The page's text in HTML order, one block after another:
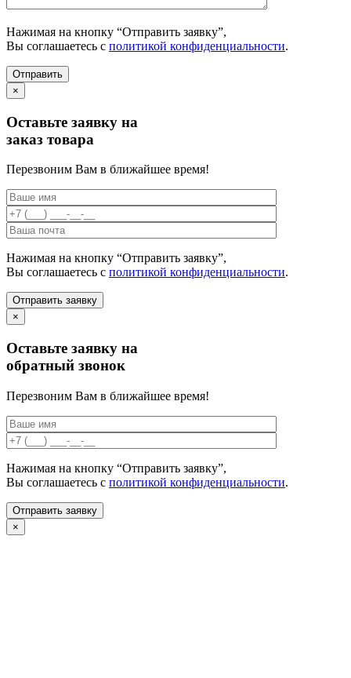
Нажимая на кнопку “Отправить заявку”,
Вы соглашаетесь с политикой конфиденциальности.
×
Оставьте заявку на
заказ товара
Перезвоним Вам в ближайшее время!
Нажимая на кнопку “Отправить заявку”,
Вы соглашаетесь с политикой конфиденциальности.
×
Оставьте заявку на
обратный звонок
Перезвоним Вам в ближайшее время!
Нажимая на кнопку “Отправить заявку”,
Вы соглашаетесь с политикой конфиденциальности.
×